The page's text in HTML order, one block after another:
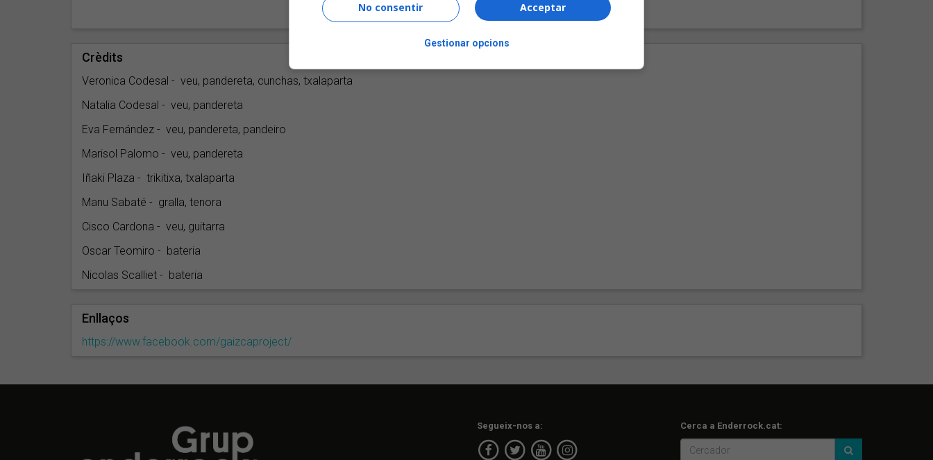
Crèdits
Veronica Codesal - veu, pandereta, cunchas, txalaparta
Natalia Codesal - veu, pandereta
Eva Fernández - veu, pandereta, pandeiro
Marisol Palomo - veu, pandereta
Iñaki Plaza - trikitixa, txalaparta
Manu Sabaté - gralla, tenora
Cisco Cardona - veu, guitarra
Oscar Teomiro - bateria
Nicolas Scalliet - bateria
Enllaços
https://www.facebook.com/gaizcaproject/
Segueix-nos a: Cerca a Enderrock.cat:
Acceptar
No consentir
Gestionar opcions